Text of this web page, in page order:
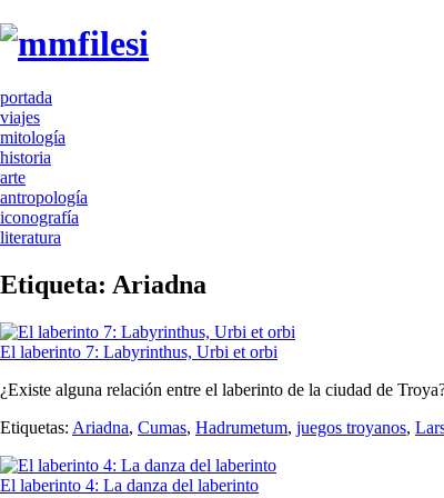
portada
viajes
mitología
historia
arte
antropología
iconografía
literatura
Etiqueta: Ariadna
El laberinto 7: Labyrinthus, Urbi et orbi
¿Existe alguna relación entre el laberinto de la ciudad de
Etiquetas: Ariadna, Cumas, Hadrumetum, juegos troyanos,
El laberinto 4: La danza del laberinto